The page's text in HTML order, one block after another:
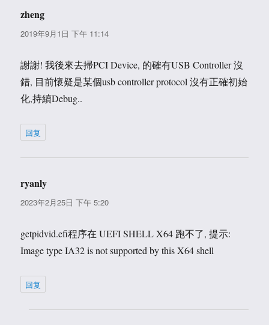
zheng
道：
2019年9月1日 下午 11:14
謝謝! 我後來去掃PCI Device, 的確有USB Controller 沒
錯, 目前懷疑是某個usb controller protocol 沒有正確初始
化,持續Debug..
回复
ryanly
道：
2023年2月25日 下午 5:20
getpidvid.efi程序在 UEFI SHELL X64 跑不了, 提示:
Image type IA32 is not supported by this X64 shell
回复